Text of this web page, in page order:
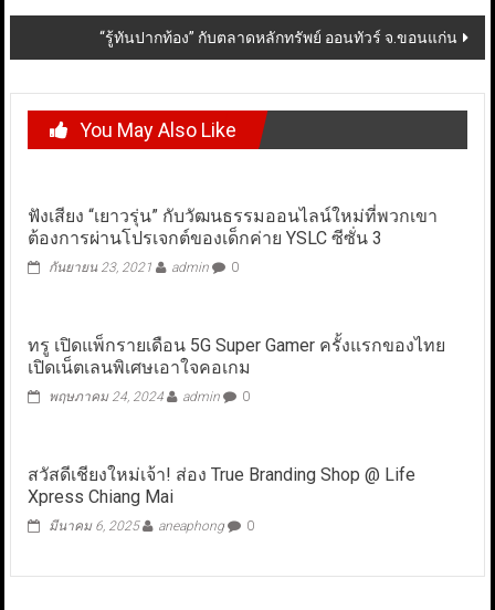
“รู้ทันปากท้อง” กับตลาดหลักทรัพย์ ออนทัวร์ จ.ขอนแก่น
You May Also Like
ฟังเสียง “เยาวรุ่น” กับวัฒนธรรมออนไลน์ใหม่ที่พวกเขา
ต้องการผ่านโปรเจกต์ของเด็กค่าย YSLC ซีซั่น 3
กันยายน 23, 2021 admin 0
ทรู เปิดแพ็กรายเดือน 5G Super Gamer ครั้งแรกของไทย
เปิดเน็ตเลนพิเศษเอาใจคอเกม
พฤษภาคม 24, 2024 admin 0
สวัสดีเชียงใหม่เจ้า! ส่อง True Branding Shop @ Life
Xpress Chiang Mai
มีนาคม 6, 2025 aneaphong 0